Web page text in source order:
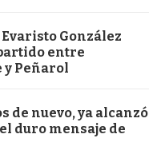
Evaristo González
entre
y Peñarol
de nuevo, ya alcanzó
duro mensaje de